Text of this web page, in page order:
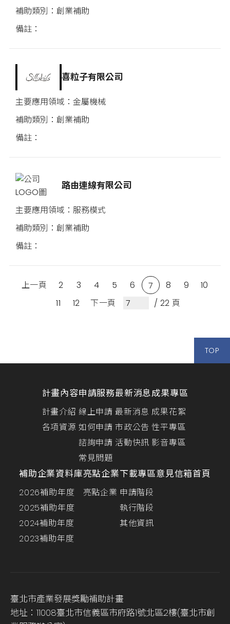
創業補助
喜粒子有限公司
金屬機械
創業補助
路由連線有限公司
服務模式
創業補助
上一頁 2 3 4 5 6 7 8 9
10
11
12 下一頁 / 22 頁
TOP
計畫內容
計畫介紹
各項資源
申請服務
線上申請
如何申請
諮詢申請
常見問題
最新消息
最新消息
市政公告
活動快訊
成果專區
成果花絮
性平專區
影音專區
補助企業資料庫
2026補助年度
2025補助年度
2024補助年度
2023補助年度
亮點企業
亮點企業
下載專區
申請階段
執行階段
其他資訊
意見信箱首頁
臺北市產業發展獎勵補助計畫
地址：11008臺北市信義區市府路1號北區2樓(臺北市創